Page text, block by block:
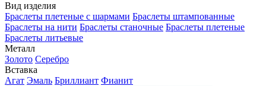
Вид изделия
Браслеты плетеные с шармами Браслеты штампованные
Браслеты на нити Браслеты станочные Браслеты плетеные
Браслеты литьевые
Металл
Золото Серебро
Вставка
Агат Эмаль Бриллиант Фианит